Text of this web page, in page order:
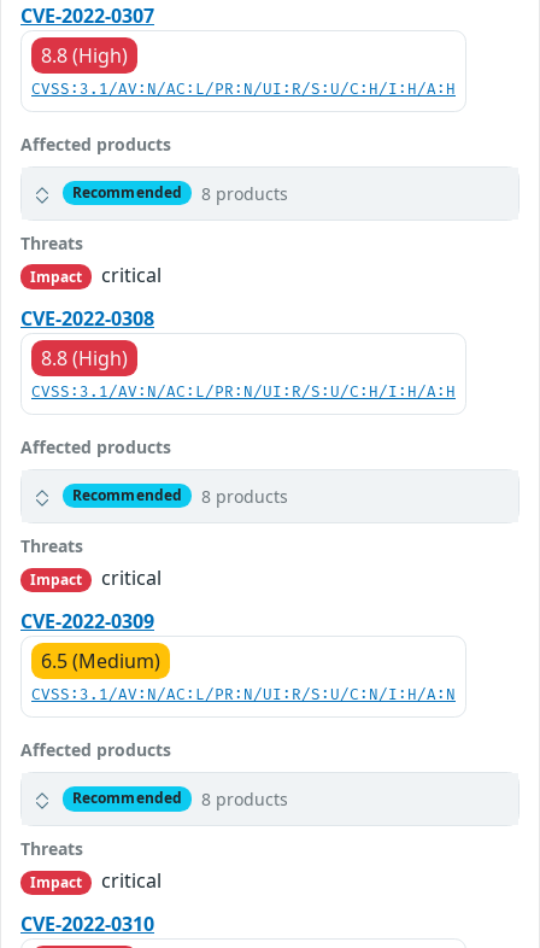
CVE-2022-0307
8.8 (High)
CVSS:3.1/AV:N/AC:L/PR:N/UI:R/S:U/C:H/I:H/A:H
Affected products
Recommended 8 products
Threats
Impact
critical
CVE-2022-0308
8.8 (High)
CVSS:3.1/AV:N/AC:L/PR:N/UI:R/S:U/C:H/I:H/A:H
Affected products
Recommended 8 products
Threats
Impact
critical
CVE-2022-0309
6.5 (Medium)
CVSS:3.1/AV:N/AC:L/PR:N/UI:R/S:U/C:N/I:H/A:N
Affected products
Recommended 8 products
Threats
Impact
critical
CVE-2022-0310